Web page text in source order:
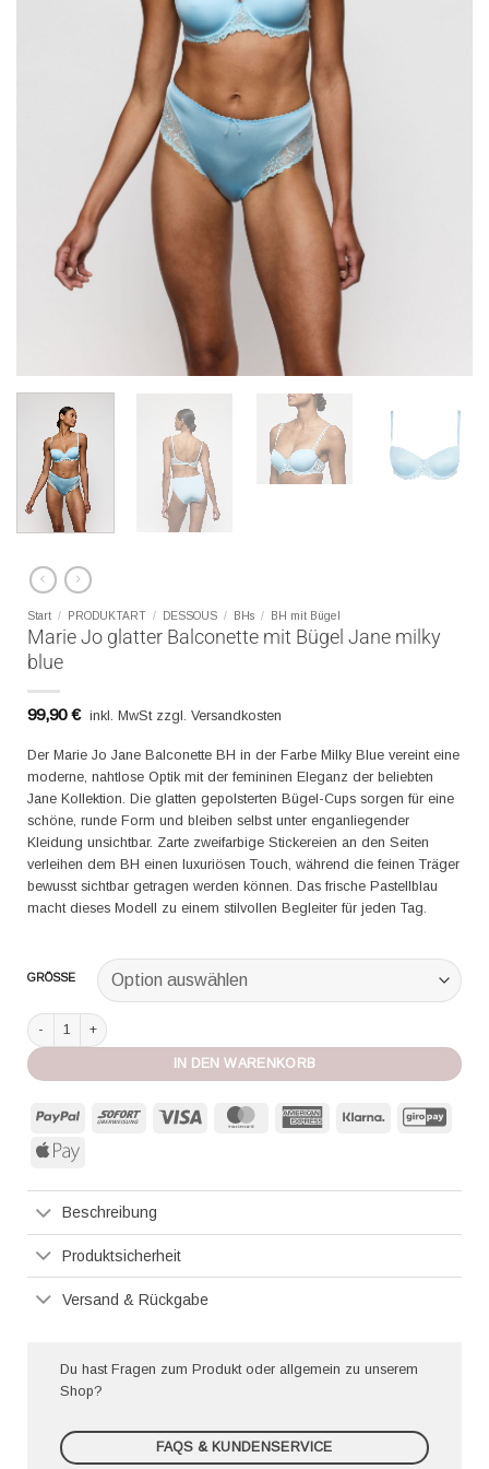
Start / PRODUKTART / DESSOUS / BHs / BH mit Bügel
Marie Jo glatter Balconette mit Bügel Jane milky
blue
99,90€ inkl. MwSt zzgl. Versandkosten
Der Marie Jo Jane Balconette BH in der Farbe Milky Blue vereint eine
moderne, nahtlose Optik mit der femininen Eleganz der beliebten
Jane Kollektion. Die glatten gepolsterten Bügel-Cups sorgen für eine
schöne, runde Form und bleiben selbst unter enganliegender
Kleidung unsichtbar. Zarte zweifarbige Stickereien an den Seiten
verleihen dem BH einen luxuriösen Touch, während die feinen Träger
bewusst sichtbar getragen werden können. Das frische Pastellblau
macht dieses Modell zu einem stilvollen Begleiter für jeden Tag.
GRÖSSE
Marie Jo glatter Balconette mit Bügel Jane milky blue Menge
IN DEN WARENKORB
PayPal Sofort MasterCard American
Klarna
Apple
Beschreibung
Produktsicherheit
Versand & Rückgabe
Du hast Fragen zum Produkt oder allgemein zu unserem
Shop?
FAQS & KUNDENSERVICE